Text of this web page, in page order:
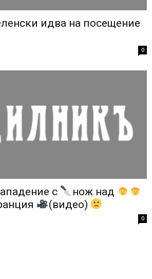
идва на посещение
0
с
нож над
(видео)
0